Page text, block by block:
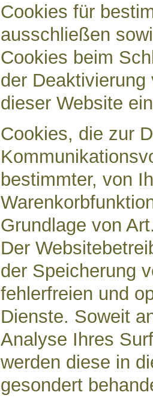
Cookies für
ausschließen
Cookies beim
der
dieser Website
Cookies, die zur
bestimmter, von
Grundlage von
Der
der Speicherung
fehlerfreien und
Dienste. Soweit
Analyse Ihres
werden diese in
gesondert